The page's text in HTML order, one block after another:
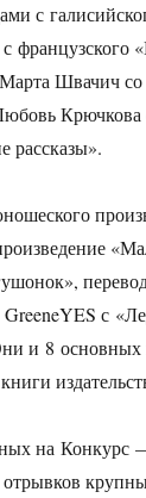
с
французского
Швачич со
рассказы».
с
и 8
на Конкурс